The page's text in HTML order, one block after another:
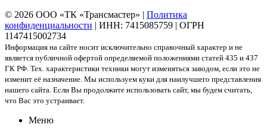
© 2026 ООО «ТК «Трансмастер» | Политика
конфиденциальности | ИНН: 7415085759 | ОГРН
1147415002734
Информация на сайте носит исключительно справочный характер и не
является публичной офертой определяемой положениями статей 435 и 437
ГК РФ. Тех. характеристики техники могут изменяться заводом, если это не
изменит её назначение. Мы используем куки для наилучшего представления
нашего сайта. Если Вы продолжите использовать сайт, мы будем считать,
что Вас это устраивает.
Меню